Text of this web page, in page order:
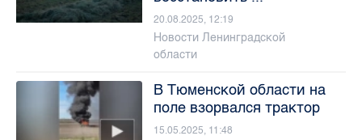
20.08.2025, 12:19
Новости Ленинградской
области
В Тюменской области на
поле взорвался трактор
15.05.2025, 11:48